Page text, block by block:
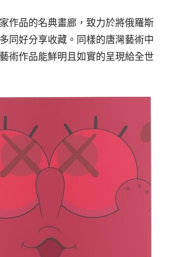
作品的名典畫廊，致力於將俄羅斯
同好分享收藏。同樣的唐灣藝術中
術作品能鮮明且如實的呈現給全世